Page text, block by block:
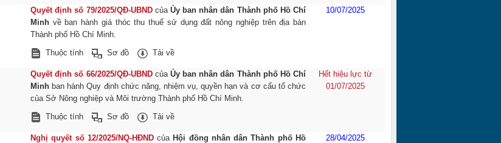
Quyết định số 79/2025/QĐ-UBNDcủa Ủy ban nhân dân Thành phố Hồ Chí
Minh về ban hành giá thóc thu thuế sử dụng đất nông nghiệp trên địa bàn
Thành phố Hồ Chí Minh.
Thuộc tính
Sơ đồ Tải về
10/07/2025
Quyết định số 66/2025/QĐ-UBNDcủa Ủy ban nhân dân Thành phố Hồ Chí
Minh ban hành Quy định chức năng, nhiệm vụ, quyền hạn và cơ cấu tổ chức
của Sở Nông nghiệp và Môi trường Thành phố Hồ Chí Minh.
Thuộc tính
Sơ đồ Tải về
Hết hiệu lực từ
01/07/2025
Nghị quyết số 12/2025/NQ-HĐNDcủa Hội đồng nhân dân Thành phố Hồ
28/04/2025